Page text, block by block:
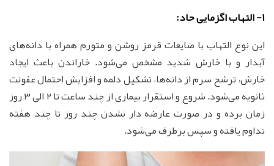
1- التهاب اگزمایی حاد:
این نوع التهاب با ضایعات قرمز روشن و متورم همراه با دانه‌های
آبدار و با خارش شدید مشخص می‌شود. خاراندن باعث ایجاد
خارش، ترشح سرم از دانه‌ها، تشکیل دلمه و افزایش احتمال عفونت
ثانویه می‌شود. شروع و استقرار بیماری از چند ساعت تا ۲ الی ۳ روز
زمان برده و در صورت عارضه دار نشدن چند روز تا چند هفته
تداوم یافته و سپس برطرف می‌شود.